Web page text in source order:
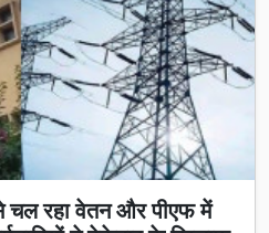
चल रहा वेतन और पीएफ में
ने ठेकेदार के खिलाफ